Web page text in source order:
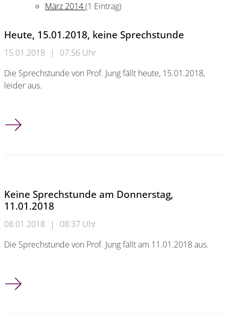
März 2014(1 Eintrag)
Heute, 15.01.2018, keine Sprechstunde
15.01.2018 |
07:56 Uhr
Die Sprechstunde von Prof. Jung fällt heute, 15.01.2018,
leider aus.
Heute, 15.01.2018, keine Sprechstunde
Keine Sprechstunde am Donnerstag,
11.01.2018
08.01.2018 |
08:37 Uhr
Die Sprechstunde von Prof. Jung fällt am 11.01.2018 aus.
Keine Sprechstunde am Donnerstag, 11.01.2018